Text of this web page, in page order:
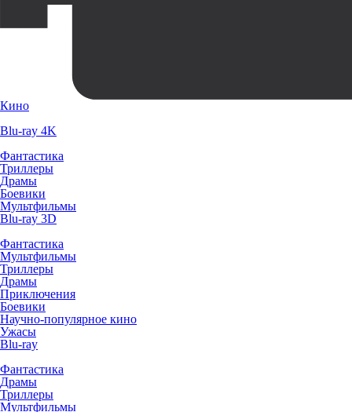
Кино
Blu-ray 4K
Фантастика
Триллеры
Драмы
Боевики
Мультфильмы
Blu-ray 3D
Фантастика
Мультфильмы
Триллеры
Драмы
Приключения
Боевики
Научно-популярное кино
Ужасы
Blu-ray
Фантастика
Драмы
Триллеры
Мультфильмы